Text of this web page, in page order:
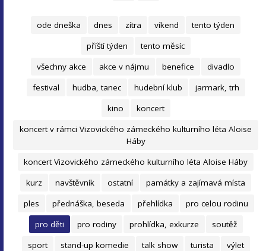
ode dneška dnes zítra víkend
tento týden
příští týden
tento měsíc
všechny akce
akce v nájmu benefice
divadlo
festival
hudba, tanec hudební klub
jarmark, trh
kino
koncert
koncert v rámci Vizovického zámeckého kulturního léta Aloise
Háby
koncert Vizovického zámeckého kulturního léta Aloise Háby
kurz
navštěvník ostatní
památky a zajímavá místa
ples
přednáška, beseda přehlídka
pro celou rodinu
pro děti
pro rodiny prohlídka, exkurze
soutěž
sport
stand-up komedie talk show turista
výlet